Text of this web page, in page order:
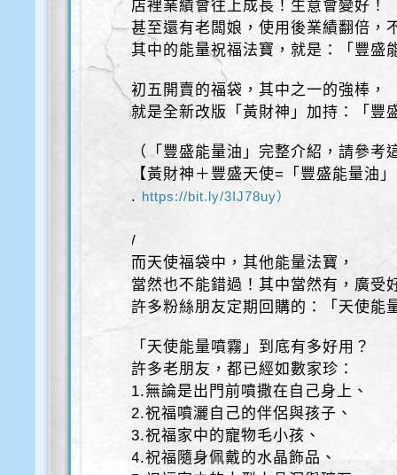
店裡業績會往上成長！生意會變好！
甚至還有老闆娘，使用後業績翻倍，
其中的能量祝福法寶，就是：「豐盛
初五開賣的福袋，其中之一的強棒，
就是全新改版「黃財神」加持：「豐
（「豐盛能量油」完整介紹，請參考
【黃財神＋豐盛天使=「豐盛能量油
. https://bit.ly/3IJ78uy）
/
而天使福袋中，其他能量法寶，
當然也不能錯過！其中當然有，廣受
許多粉絲朋友定期回購的：「天使能
「天使能量噴霧」到底有多好用？
許多老朋友，都已經如數家珍：
1.無論是出門前噴撒在自己身上、
2.祝福噴灑自己的伴侶與孩子、
3.祝福家中的寵物毛小孩、
4.祝福隨身佩戴的水晶飾品、